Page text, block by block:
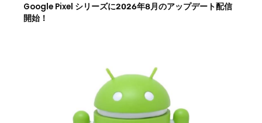
Google Pixel シリーズに2026年8月のアップデート配信
開始！